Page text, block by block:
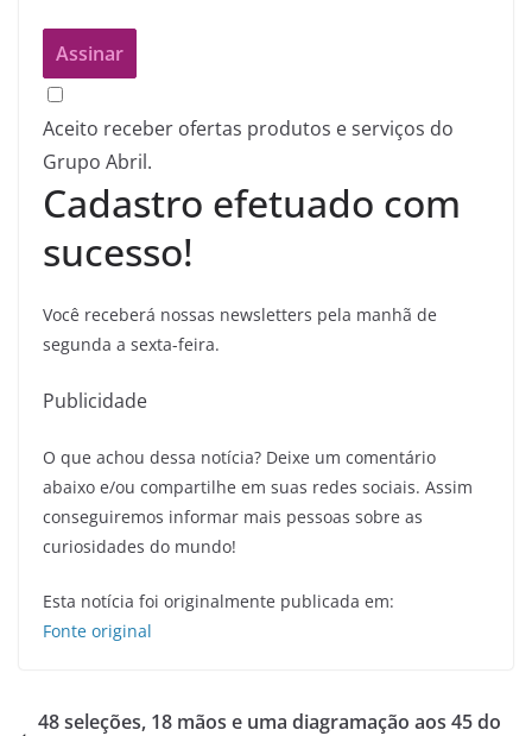
Aceito receber ofertas produtos e serviços do
Grupo Abril.
Cadastro efetuado com
sucesso!
Você receberá nossas newsletters pela manhã de
segunda a sexta-feira.
Publicidade
O que achou dessa notícia? Deixe um comentário
abaixo e/ou compartilhe em suas redes sociais. Assim
conseguiremos informar mais pessoas sobre as
curiosidades do mundo!
Esta notícia foi originalmente publicada em:
Fonte original
48 seleções, 18 mãos e uma diagramação aos 45 do